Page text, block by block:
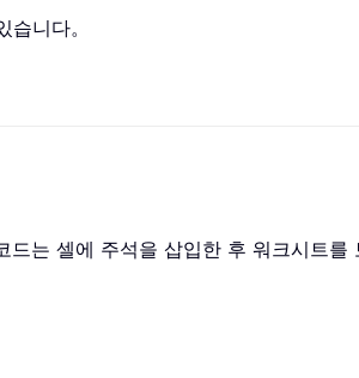
니다。
는 셀에 주석을 삽입한 후 워크시트를